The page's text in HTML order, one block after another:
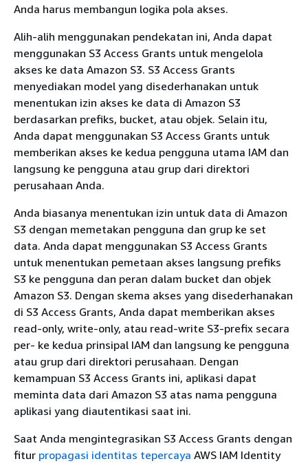
Anda harus membangun logika pola akses.
Alih-alih menggunakan pendekatan ini, Anda dapat
menggunakan S3 Access Grants untuk mengelola
akses ke data Amazon S3. S3 Access Grants
menyediakan model yang disederhanakan untuk
menentukan izin akses ke data di Amazon S3
berdasarkan prefiks, bucket, atau objek. Selain itu,
Anda dapat menggunakan S3 Access Grants untuk
memberikan akses ke kedua pengguna utama IAM dan
langsung ke pengguna atau grup dari direktori
perusahaan Anda.
Anda biasanya menentukan izin untuk data di Amazon
S3 dengan memetakan pengguna dan grup ke set
data. Anda dapat menggunakan S3 Access Grants
untuk menentukan pemetaan akses langsung prefiks
S3 ke pengguna dan peran dalam bucket dan objek
Amazon S3. Dengan skema akses yang disederhanakan
di S3 Access Grants, Anda dapat memberikan akses
read-only, write-only, atau read-write S3-prefix secara
per- ke kedua prinsipal IAM dan langsung ke pengguna
atau grup dari direktori perusahaan. Dengan
kemampuan S3 Access Grants ini, aplikasi dapat
meminta data dari Amazon S3 atas nama pengguna
aplikasi yang diautentikasi saat ini.
Saat Anda mengintegrasikan S3 Access Grants dengan
fitur propagasi identitas tepercaya AWS IAM Identity